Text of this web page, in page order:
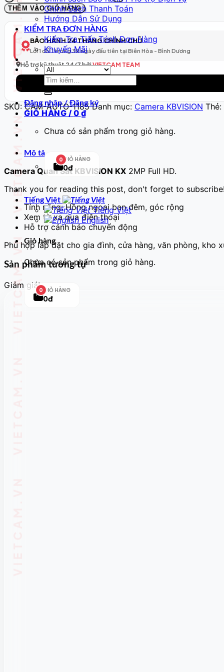
Chính Sách Thanh Toán
Hướng Dẫn Sử Dụng
KIỂM TRA ĐƠN HÀNG
Kiểm Tra Tiến Trình Đơn Hàng
Khuyến Mãi
Tìm
Đăng nhập / Đăng ký
GIỎ HÀNG / 0 ₫
Chưa có sản phẩm trong giỏ hàng.
0 GIỎ HÀNG
0đ
Tiếng Việt
Tiếng Việt
English
Giỏ hàng
Chưa có sản phẩm trong giỏ hàng.
0 GIỎ HÀNG
0đ
WiFi
Thông
Minh
Model
186
–
Full
HD
số
THÊM VÀO GIỎ HÀNG
BẢO HÀNH 24 THÁNG CHÍNH CHỦ
Lỗi 1 đổi 1 trong 30 ngày đầu tiên tại Biên Hòa - Bình Dương
Hỗ trợ kỹ thuật 24/7 bởiVIETCAM TEAM
SKU:CAM-AUTO-1185 Danh mục: Camera KBVISION Thẻ:
Mô tả
Camera Quan Sát KBVISION KX 2MP Full HD.
Thank you for reading this post, don't forget to subscribe!
Tính năng: Hồng ngoại ban đêm, góc rộng
Xem từ xa qua điện thoại
Hỗ trợ cảnh báo chuyển động
Phù hợp lắp đặt cho gia đình, cửa hàng, văn phòng, kho
Sản phẩm tương tự
Giảm giá!
VIETCAM.VN VIETCAM.VN VIETCAM.VN VIETCAM.VN VIETCAM.VN VIETCAM.VN